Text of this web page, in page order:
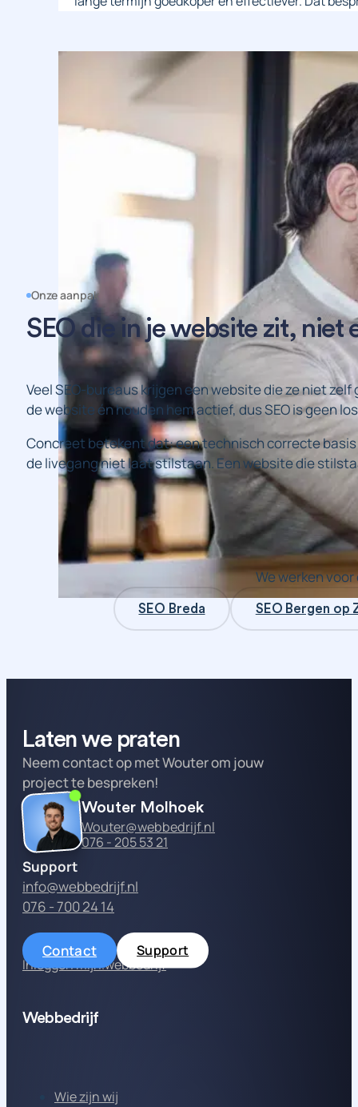
Onze aanpak
SEO die in je website zit, niet
Veel SEO-bureaus krijgen een website die ze niet
de website én houden hem actief, dus SEO is geen
Concreet betekent dat: een technisch correcte
de livegang niet laat stilstaan. Een website die
We werken
SEO Breda SEO Bergen op
Laten we praten
Neem contact op met Wouter om jouw
project te bespreken!
Wouter Molhoek
Wouter@webbedrijf.nl
076 - 205 53 21
Support
info@webbedrijf.nl
076 - 700 24 14
Contact
Support
Inloggen mijn.webbedrijf
Webbedrijf
Wie zijn wij